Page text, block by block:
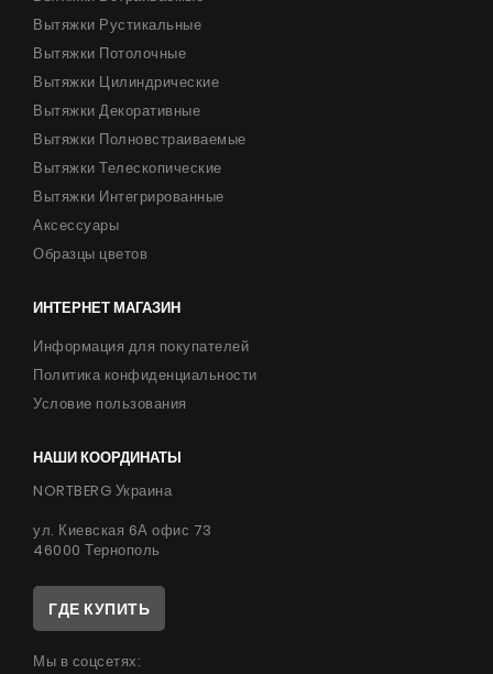
Вытяжки Рустикальные
Вытяжки Потолочные
Вытяжки Цилиндрические
Вытяжки Декоративные
Вытяжки Полновстраиваемые
Вытяжки Телескопические
Вытяжки Интегрированные
Аксессуары
Образцы цветов
ИНТЕРНЕТ МАГАЗИН
Информация для покупателей
Политика конфиденциальности
Условие пользования
НАШИ КООРДИНАТЫ
NORTBERG Украина
ул. Киевская 6А офис 73
46000 Тернополь
ГДЕ КУПИТЬ
Мы в соцсетях: